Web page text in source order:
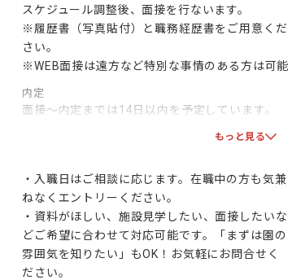
スケジュール調整後、面接を行ないます。
※履歴書（写真貼付）と職務経歴書をご用意くだ
さい。
※WEB面接は遠方など特別な事情のある方は可能
内定
面接～内定までは14日以内を予定しています。
もっと見る
・入職日はご相談に応じます。在職中の方も気兼
ねなくエントリーください。
・資料がほしい、施設見学したい、面接したいな
どご希望に合わせて対応可能です。「まずは園の
雰囲気を知りたい」もOK！お気軽にお問合せく
ださい。